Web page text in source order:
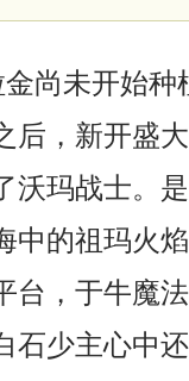
尚未开始种
后，新开盛
沃玛战士。
中的祖玛火
台，于牛魔
石少主心中